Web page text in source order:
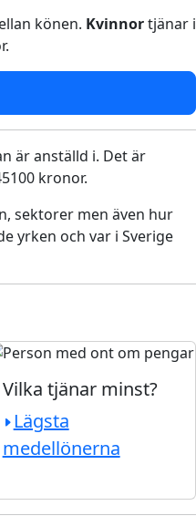
könen. Kvinnortjänar i
är anställd i. Det är
kronor.
sektorer men även hur
yrken och var i Sverige
Vilka tjänar minst?
Lägsta
medellönerna